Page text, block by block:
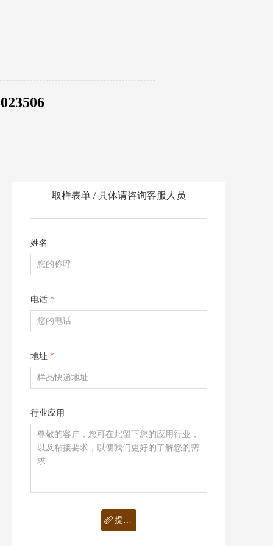
取样表单 / 具体请咨询客服人员
姓名
电话 *
地址 *
行业应用
ꁨ 提交预约